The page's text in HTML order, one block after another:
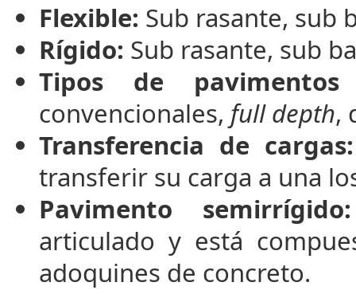
Flexible: Sub rasante, sub
Rígido: Sub rasante, sub
Tipos de pavimentos
convencionales, full depth,
Transferencia de cargas:
transferir su carga a una
Pavimento semirrígido:
articulado y está
adoquines de concreto.